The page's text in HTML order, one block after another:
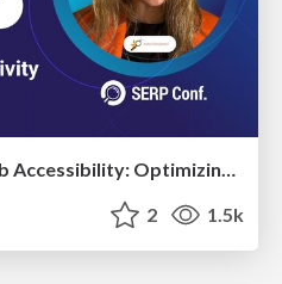
SERP Conf. Vienna - Web Accessibility: Optimizing for Inclusivity and SEO
2 1.5k